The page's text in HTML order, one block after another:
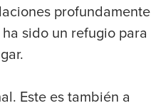
profundamente
sido un refugio para
Este es también a